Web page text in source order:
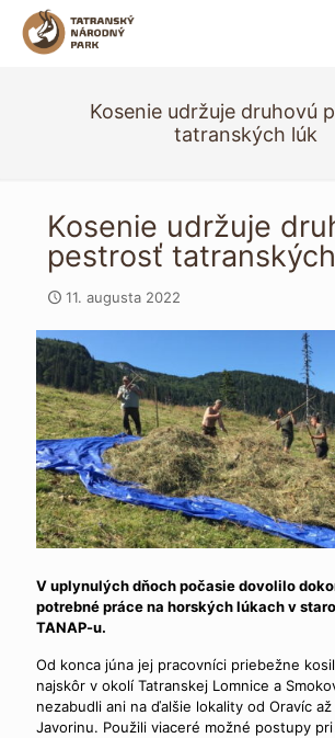
Kosenie udržuje druhovú
tatranských lúk
Kosenie udržuje
pestrosť
11. augusta 2022
V uplynulých dňoch počasie dovolilo
potrebné práce na horských lúkach v
TANAP-u.
Od konca júna jej pracovníci priebežne
najskôr v okolí Tatranskej Lomnice a
nezabudli ani na ďalšie lokality od Oravíc
Javorinu. Použili viaceré možné postupy